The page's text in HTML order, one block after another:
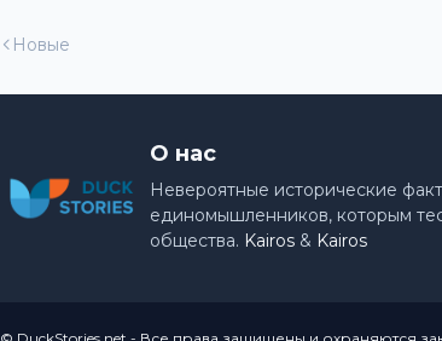
Новые
О нас
Невероятные исторические
единомышленников, которым
общества. Kairos & Kairos